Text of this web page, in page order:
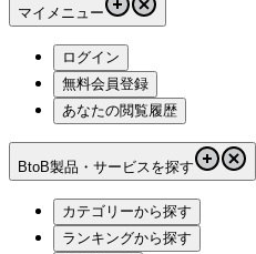
マイメニュー
ログイン
無料会員登録
あなたの閲覧履歴
BtoB製品・サービスを探す
カテゴリーから探す
ランキングから探す